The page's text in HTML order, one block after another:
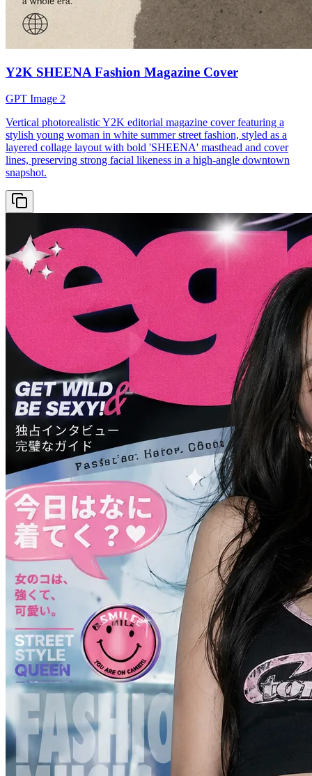
Y2K SHEENA Fashion Magazine Cover
GPT Image 2
Vertical photorealistic Y2K editorial magazine cover featuring a
stylish young woman in white summer street fashion, styled as a
layered collage layout with bold 'SHEENA' masthead and cover
lines, preserving strong facial likeness in a high-angle downtown
snapshot.